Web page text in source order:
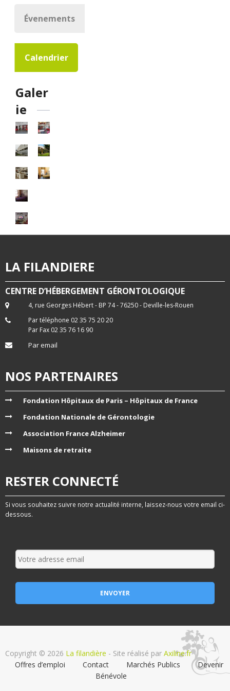
Évenements
Calendrier
Galer
ie
LA FILANDIERE
CENTRE D’HÉBERGEMENT GÉRONTOLOGIQUE
4, rue Georges Hébert - BP 74 - 76250 - Deville-les-Rouen
Par téléphone 02 35 75 20 20
Par Fax 02 35 76 16 90
Par email
NOS PARTENAIRES
Fondation Hôpitaux de Paris – Hôpitaux de France
Fondation Nationale de Gérontologie
Association France Alzheimer
Maisons de retraite
RESTER CONNECTÉ
Si vous souhaitez suivre notre actualité interne, laissez-nous votre email ci-
dessous.
Copyright © 2026 La filandière - Site réalisé par Axiline.fr
Offres d’emploi
Contact Marchés Publics
Devenir
Bénévole